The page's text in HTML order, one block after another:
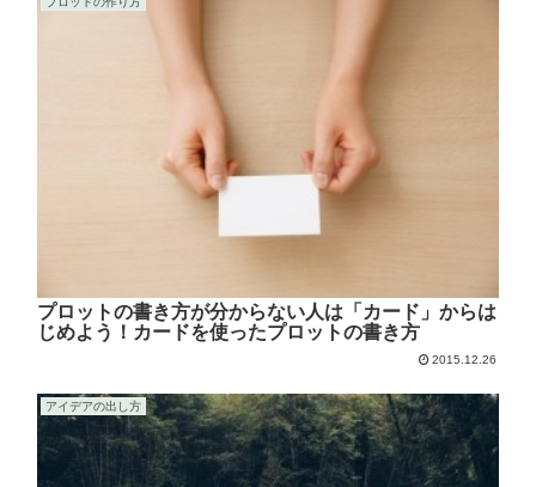
プロットの書き方が分からない人は「カード」からは
じめよう！カードを使ったプロットの書き方
2015.12.26
アイデアの出し方